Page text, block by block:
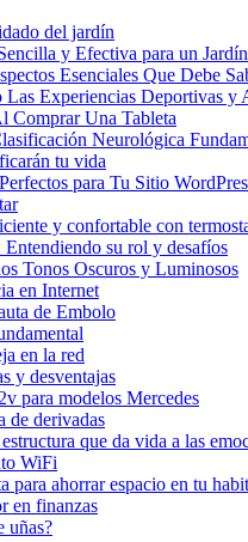
del jardín
y Efectiva para un
Esenciales Que Debe
Las Experiencias Deportivas
Comprar Una Tableta
Neurológica
tu vida
para Tu Sitio
y confortable con
su rol y desafíos
Tonos Oscuros y Luminosos
en Internet
de Embolo
en la red
y desventajas
para modelos Mercedes
de derivadas
que da vida a las
WiFi
para ahorrar espacio en tu
en finanzas
uñas?